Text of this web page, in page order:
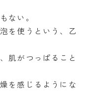
ない。
を使うという、乙
肌がつっぱること
を感じるようにな